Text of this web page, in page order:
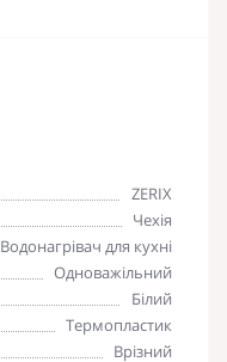
ZERIX
Чехія
Водонагрівач для кухні
Одноважільний
Білий
Термопластик
Врізний